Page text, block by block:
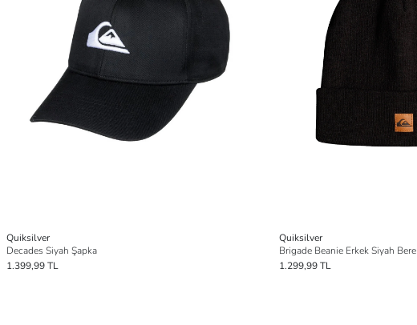
Quiksilver
Decades Siyah Şapka
1.399,99 TL
Quiksilver
Brigade Beanie Erkek Siyah Bere
1.299,99 TL